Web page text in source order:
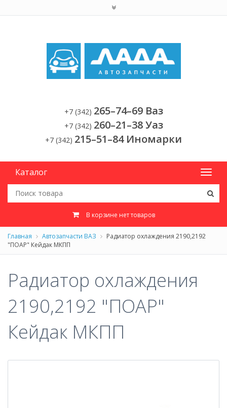
+7 (342) 265–74–69 Ваз
+7 (342) 260–21–38 Уаз
+7 (342) 215–51–84 Иномарки
Каталог
В корзине нет товаров
Главная Автозапчасти ВАЗ
Радиатор охлаждения 2190,2192
"ПОАР" Кейдак МКПП
Радиатор охлаждения
2190,2192 "ПОАР"
Кейдак МКПП